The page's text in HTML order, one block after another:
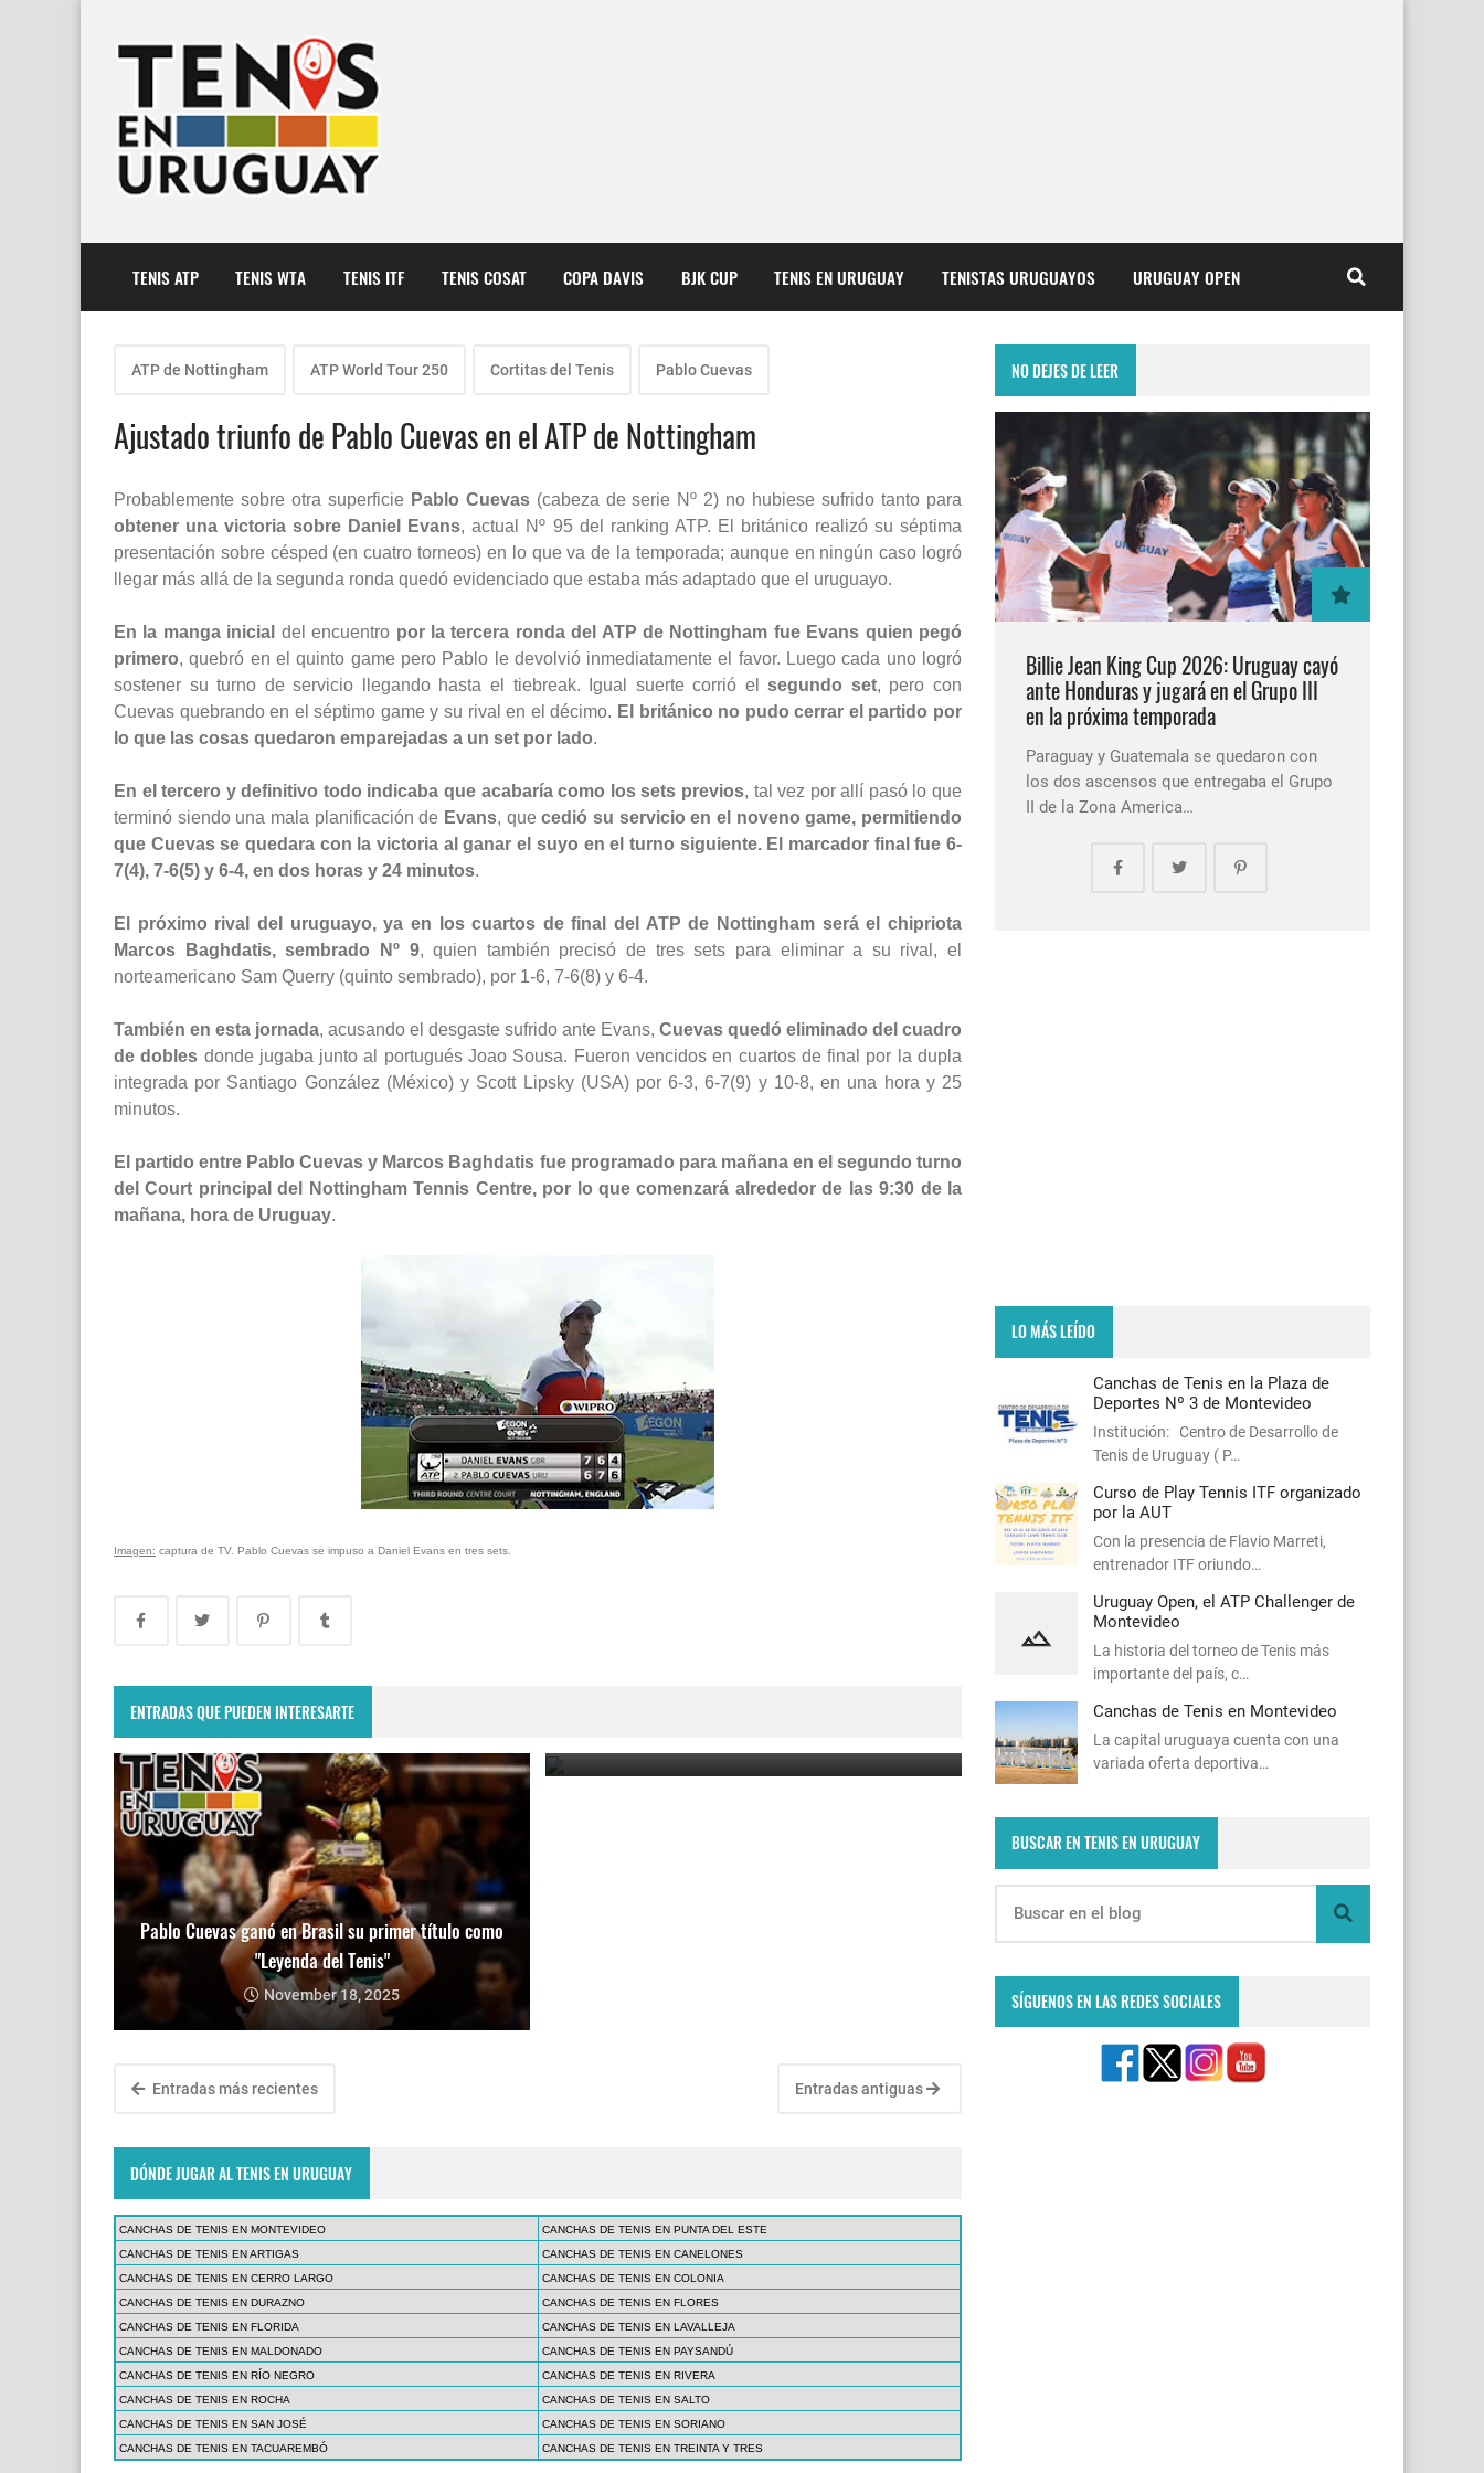
TENIS ATP TENIS WTA TENIS ITF TENIS COSAT COPA DAVIS BJK CUP TENIS EN URUGUAY TENISTAS URUGUAYOS URUGUAY OPEN
ATP de Nottingham ATP World Tour 250 Cortitas del Tenis Pablo Cuevas
Ajustado triunfo de Pablo Cuevas en el ATP de Nottingham
Probablemente sobre otra superficie Pablo Cuevas(cabeza de serie Nº 2) no hubiese sufrido tanto para
obtener una victoria sobre Daniel Evans, actual Nº 95 del ranking ATP. El británico realizó su séptima
presentación sobre césped (en cuatro torneos) en lo que va de la temporada; aunque en ningún caso logró
llegar más allá de la segunda ronda quedó evidenciado que estaba más adaptado que el uruguayo.
En la manga inicial del encuentro por la tercera ronda del ATP de Nottingham fue Evans quien pegó
primero, quebró en el quinto game pero Pablo le devolvió inmediatamente el favor. Luego cada uno logró
sostener su turno de servicio llegando hasta el tiebreak. Igual suerte corrió elsegundo set, pero con
Cuevas quebrando en el séptimo game y su rival en el décimo. El británico no pudo cerrar el partido por
lo que las cosas quedaron emparejadas a un set por lado.
En el tercero y definitivo todo indicaba que acabaría como los sets previos, tal vez por allí pasó lo que
terminó siendo una mala planificación de Evans, quecedió su servicio en el noveno game, permitiendo
que Cuevas se quedara con la victoria al ganar el suyo en el turno siguiente. El marcador final fue 6-
7(4), 7-6(5) y 6-4, en dos horas y 24 minutos.
El próximo rival del uruguayo, ya en los cuartos de final del ATP de Nottingham será el chipriota
Marcos Baghdatis, sembrado Nº 9, quien también precisó de tres sets para eliminar a su rival, el
norteamericano Sam Querry (quinto sembrado), por 1-6, 7-6(8) y 6-4.
También en esta jornada, acusando el desgaste sufrido ante Evans, Cuevas quedó eliminado del cuadro
de dobles donde jugaba junto al portugués Joao Sousa. Fueron vencidos en cuartos de final por la dupla
integrada por Santiago González (México) y Scott Lipsky (USA) por 6-3, 6-7(9) y 10-8, en una hora y 25
minutos.
El partido entre Pablo Cuevas y Marcos Baghdatis fue programado para mañana en el segundo turno
del Court principal del Nottingham Tennis Centre, por lo que comenzará alrededor de las 9:30 de la
mañana, hora de Uruguay.
Imagen: captura de TV. Pablo Cuevas se impuso a Daniel Evans en tres sets.
ENTRADAS QUE PUEDEN INTERESARTE
Pablo Cuevas ganó en Brasil su primer título como
"Leyenda del Tenis"
November 18, 2025
Entradas más recientes Entradas antiguas
DÓNDE JUGAR AL TENIS EN URUGUAY
CANCHAS DE TENIS EN MONTEVIDEO
CANCHAS DE TENIS EN PUNTA DEL ESTE
CANCHAS DE TENIS EN ARTIGAS
CANCHAS DE TENIS EN CANELONES
CANCHAS DE TENIS EN CERRO LARGO
CANCHAS DE TENIS EN COLONIA
CANCHAS DE TENIS EN DURAZNO
CANCHAS DE TENIS EN FLORES
CANCHAS DE TENIS EN FLORIDA
CANCHAS DE TENIS EN LAVALLEJA
CANCHAS DE TENIS EN MALDONADO
CANCHAS DE TENIS EN PAYSANDÚ
CANCHAS DE TENIS EN RÍO NEGRO
CANCHAS DE TENIS EN RIVERA
CANCHAS DE TENIS EN ROCHA
CANCHAS DE TENIS EN SALTO
CANCHAS DE TENIS EN SAN JOSÉ
CANCHAS DE TENIS EN SORIANO
CANCHAS DE TENIS EN TACUAREMBÓ
CANCHAS DE TENIS EN TREINTA Y TRES
NO DEJES DE LEER
Billie Jean King Cup 2026: Uruguay cayó
ante Honduras y jugará en el Grupo III
en la próxima temporada
Paraguay y Guatemala se quedaron con
los dos ascensos que entregaba el Grupo
II de la Zona America…
LO MÁS LEÍDO
Canchas de Tenis en la Plaza de
Deportes Nº 3 de Montevideo
Institución: Centro de Desarrollo de
Tenis de Uruguay ( P…
Curso de Play Tennis ITF organizado
por la AUT
Con la presencia de Flavio Marreti,
entrenador ITF oriundo…
Uruguay Open, el ATP Challenger de
Montevideo
La historia del torneo de Tenis más
importante del país, c…
Canchas de Tenis en Montevideo
La capital uruguaya cuenta con una
variada oferta deportiva…
BUSCAR EN TENIS EN URUGUAY
SÍGUENOS EN LAS REDES SOCIALES